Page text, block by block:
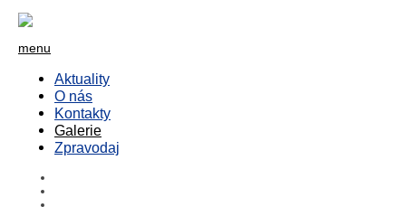
menu
Aktuality
O nás
Kontakty
Galerie
Zpravodaj